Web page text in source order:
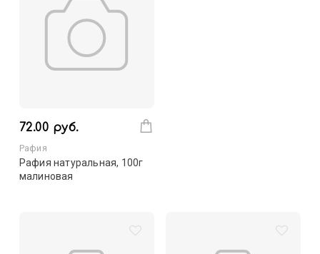
72.00 руб.
Рафия
Рафия натуральная, 100г
малиновая